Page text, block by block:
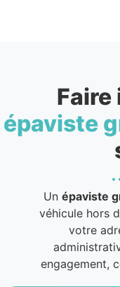
épaviste
Unépaviste
véhicule hors
votre
engagement,